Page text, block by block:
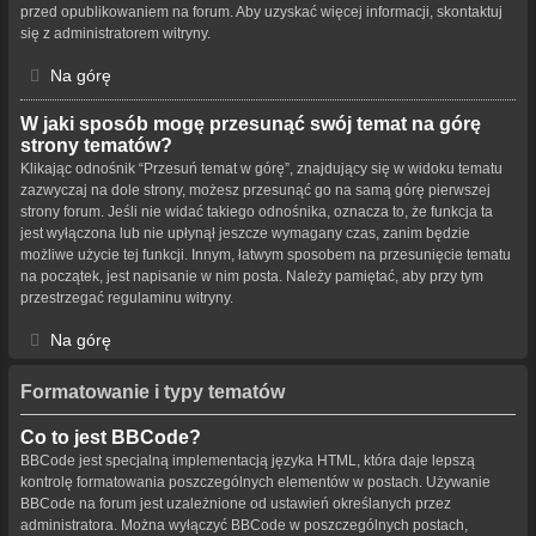
przed opublikowaniem na forum. Aby uzyskać więcej informacji, skontaktuj
się z administratorem witryny.
Na górę
W jaki sposób mogę przesunąć swój temat na górę
strony tematów?
Klikając odnośnik “Przesuń temat w górę”, znajdujący się w widoku tematu
zazwyczaj na dole strony, możesz przesunąć go na samą górę pierwszej
strony forum. Jeśli nie widać takiego odnośnika, oznacza to, że funkcja ta
jest wyłączona lub nie upłynął jeszcze wymagany czas, zanim będzie
możliwe użycie tej funkcji. Innym, łatwym sposobem na przesunięcie tematu
na początek, jest napisanie w nim posta. Należy pamiętać, aby przy tym
przestrzegać regulaminu witryny.
Na górę
Formatowanie i typy tematów
Co to jest BBCode?
BBCode jest specjalną implementacją języka HTML, która daje lepszą
kontrolę formatowania poszczególnych elementów w postach. Używanie
BBCode na forum jest uzależnione od ustawień określanych przez
administratora. Można wyłączyć BBCode w poszczególnych postach,